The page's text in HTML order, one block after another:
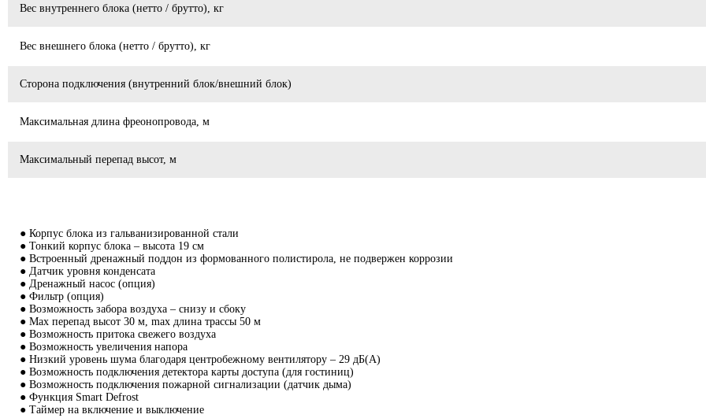
Вес внутреннего блока (нетто / брутто), кг
Вес внешнего блока (нетто / брутто), кг
Сторона подключения (внутренний блок/внешний блок)
Максимальная длина фреонопровода, м
Максимальный перепад высот, м
● Корпус блока из гальванизированной стали
● Тонкий корпус блока – высота 19 см
● Встроенный дренажный поддон из формованного полистирола, не подвержен коррозии
● Датчик уровня конденсата
● Дренажный насос (опция)
● Фильтр (опция)
● Возможность забора воздуха – снизу и сбоку
● Max перепад высот 30 м, max длина трассы 50 м
● Возможность притока свежего воздуха
● Возможность увеличения напора
● Низкий уровень шума благодаря центробежному вентилятору – 29 дБ(А)
● Возможность подключения детектора карты доступа (для гостиниц)
● Возможность подключения пожарной сигнализации (датчик дыма)
● Функция Smart Defrost
● Таймер на включение и выключение